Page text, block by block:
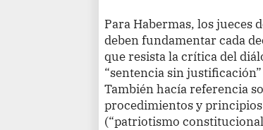
Para Habermas, los jueces
deben fundamentar cada
que resista la crítica del
“sentencia sin
También hacía referencia
procedimientos y
(“patriotismo